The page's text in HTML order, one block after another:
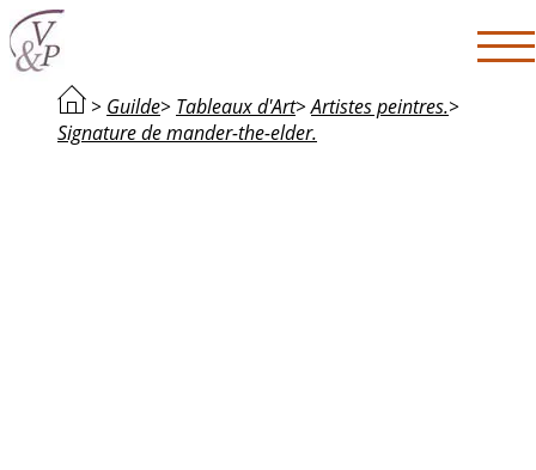
> Guilde> Tableaux d'Art>Artistes peintres.>
Signature de mander-the-elder.